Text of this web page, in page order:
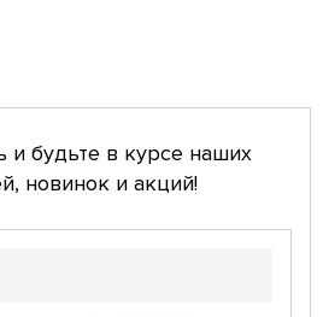
и будьте в курсе наших
новинок и акций!